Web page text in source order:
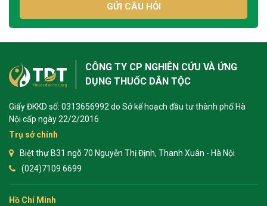
GỬI CÂU HỎI
CÔNG TY CP NGHIÊN CỨU VÀ ỨNG
DỤNG THUỐC DÂN TỘC
Giấy ĐKKD số: 0313656992 do Sở kế hoạch đầu tư thành phố Hà
Nội cấp ngày 22/2/2016
Trụ sở chính
Biệt thự B31 ngõ 70 Nguyễn Thị Định, Thanh Xuân - Hà Nội
(024)7109 6699
Hồ Chí Minh